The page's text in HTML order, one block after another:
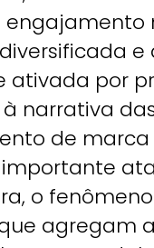
engajamento
ativada por
narrativa
de
o
agregam